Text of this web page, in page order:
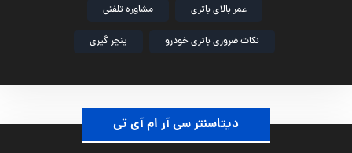
عمر بالای باتری مشاوره تلفنی
نکات ضروری باتری خودرو پنچر گیری
دیتاسنتر سی آر ام آی تی